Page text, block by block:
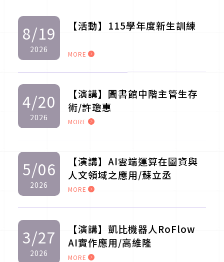
8/19
2026
【活動】115學年度新生訓練
MORE
4/20
2026
【演講】圖書館中階主管生存
術/許瓊惠
MORE
5/06
2026
【演講】AI雲端運算在圖資與
人文領域之應用/蘇立丞
MORE
3/27
2026
【演講】凱比機器人RoFlow
AI實作應用/高維隆
MORE